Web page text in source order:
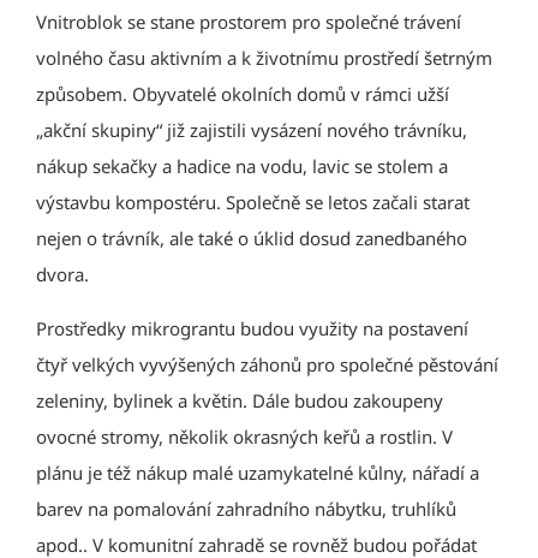
Vnitroblok se stane prostorem pro společné trávení
volného času aktivním a k životnímu prostředí šetrným
způsobem. Obyvatelé okolních domů v rámci užší
„akční skupiny“ již zajistili vysázení nového trávníku,
nákup sekačky a hadice na vodu, lavic se stolem a
výstavbu kompostéru. Společně se letos začali starat
nejen o trávník, ale také o úklid dosud zanedbaného
dvora.
Prostředky mikrograntu budou využity na postavení
čtyř velkých vyvýšených záhonů pro společné pěstování
zeleniny, bylinek a květin. Dále budou zakoupeny
ovocné stromy, několik okrasných keřů a rostlin. V
plánu je též nákup malé uzamykatelné kůlny, nářadí a
barev na pomalování zahradního nábytku, truhlíků
apod.. V komunitní zahradě se rovněž budou pořádat